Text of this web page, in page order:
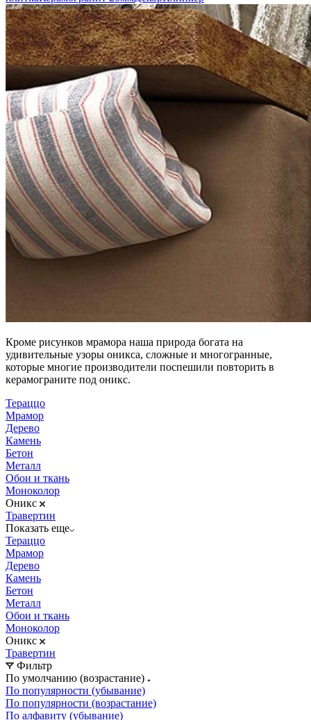
Кроме рисунков мрамора наша природа богата на
удивительные узоры оникса, сложные и многогранные,
которые многие производители поспешили повторить в
керамограните под оникс.
Тераццо
Мрамор
Дерево
Камень
Бетон
Металл
Обои и ткань
Моноколор
Оникс
Травертин
Показать еще
Тераццо
Мрамор
Дерево
Камень
Бетон
Металл
Обои и ткань
Моноколор
Оникс
Травертин
Фильтр
По умолчанию (возрастание)
По популярности (убывание)
По популярности (возрастание)
По алфавиту (убывание)